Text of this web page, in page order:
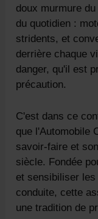
doux murmure
du quotidien :
stridents, et
derrière chaque
danger, qu'il est
précaution.
C'est dans ce
que l'Automobile
savoir-faire et
siècle. Fondée
et sensibiliser
conduite, cette
une tradition de